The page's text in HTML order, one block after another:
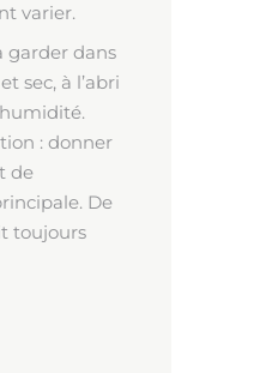
varier.
garder dans
sec, à l’abri
: donner
de
De
toujours